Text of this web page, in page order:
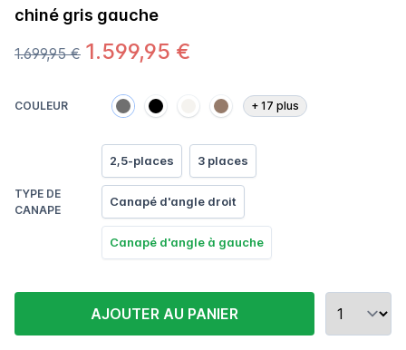
chiné gris gauche
1.699,95 € 1.599,95 €
COULEUR + 17 plus
TYPE DE
CANAPE
2,5-places 3 places
Canapé d'angle droit
Canapé d'angle à gauche
AJOUTER AU PANIER